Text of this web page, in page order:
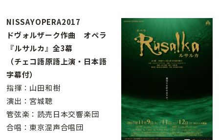
NISSAYOPERA2017
ドヴォルザーク作曲 オペラ
『ルサルカ』全3幕
（チェコ語原語上演・日本語
字幕付）
指揮：山田和樹
演出：宮城聰
管弦楽：読売日本交響楽団
合唱：東京混声合唱団